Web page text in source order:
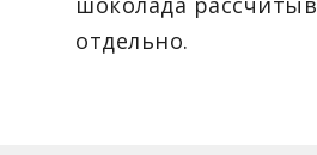
отдельно.